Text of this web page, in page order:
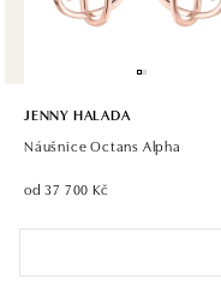
JENNY HALADA
Náušnice Octans Alpha
od 37 700 Kč